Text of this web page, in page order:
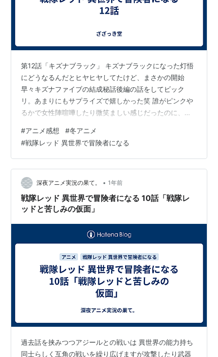
第12話「キズナブラック」 キズナブラックになった灯悟
にどうなるんだとヒヤヒヤしてたけど、まさかの開始
早々キズナファイブの結成秘話後編の話をしてビック
リ。あまりにもサプライズで嬉しかった笑 誰がピンクや
るかで女性陣喧嘩したり微笑ましい感じだったのに、そ
シーン入れて緩急何処？？とさすがにツッコまずに居ら
れなかった（）最後はイドラちゃん達が戦ってなんとか
キズナブラックを倒す事が出来たけど、まだまだイドラ
ちゃんの夢とか達成出来てないし魔王族の話もあるから
終わり的にまたいつか2期に続きそうな気がする。最後だ
って久々に清弘も来て「灯悟はどこへ」みたいな事…
#アニメ感想 #冬アニメ
#戦隊レッド 異世界で冒険者になる
深夜アニメ実況の果て。 • 1年前
戦隊レッド 異世界で冒険者になる 10話「戦隊レ
ッドと苦しみの仮面」
過去話を挟みつつアジールとの戦いは 異世界の能力持ち
同士らしく互角の戦いを繰り広げますが攻撃したり武器